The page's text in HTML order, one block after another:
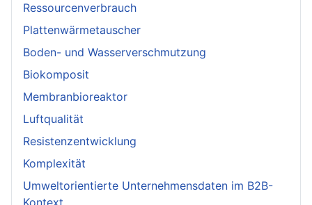
Ressourcenverbrauch
Plattenwärmetauscher
Boden- und Wasserverschmutzung
Biokomposit
Membranbioreaktor
Luftqualität
Resistenzentwicklung
Komplexität
Umweltorientierte Unternehmensdaten im B2B-